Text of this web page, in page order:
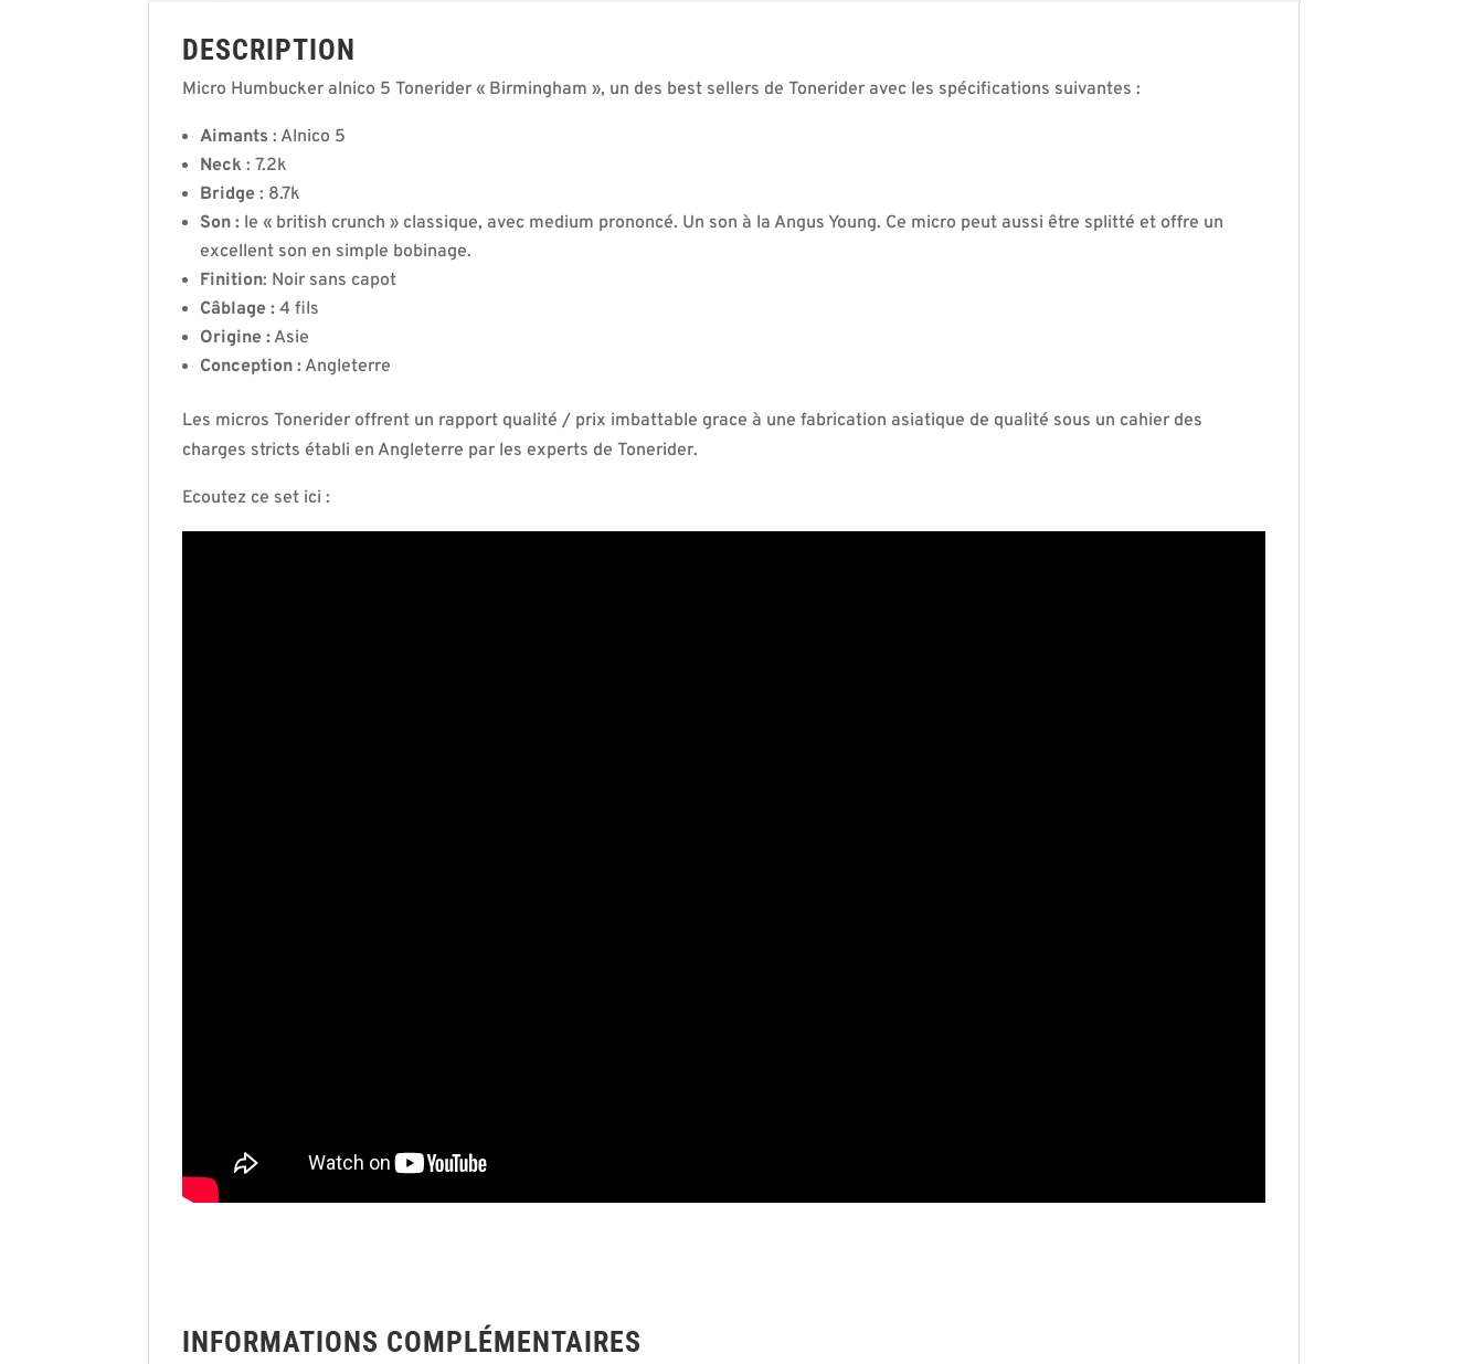
DESCRIPTION
Micro Humbucker alnico 5 Tonerider « Birmingham », un des best sellers de Tonerider avec les spécifications suivantes :
Aimants: Alnico 5
Neck : 7.2k
Bridge : 8.7k
Son : le « british crunch » classique, avec medium prononcé. Un son à la Angus Young. Ce micro peut aussi être splitté et offre un
excellent son en simple bobinage.
Finition: Noir sans capot
Câblage : 4 fils
Origine : Asie
Conception : Angleterre
Les micros Tonerider offrent un rapport qualité / prix imbattable grace à une fabrication asiatique de qualité sous un cahier des
charges stricts établi en Angleterre par les experts de Tonerider.
Ecoutez ce set ici :
INFORMATIONS COMPLÉMENTAIRES